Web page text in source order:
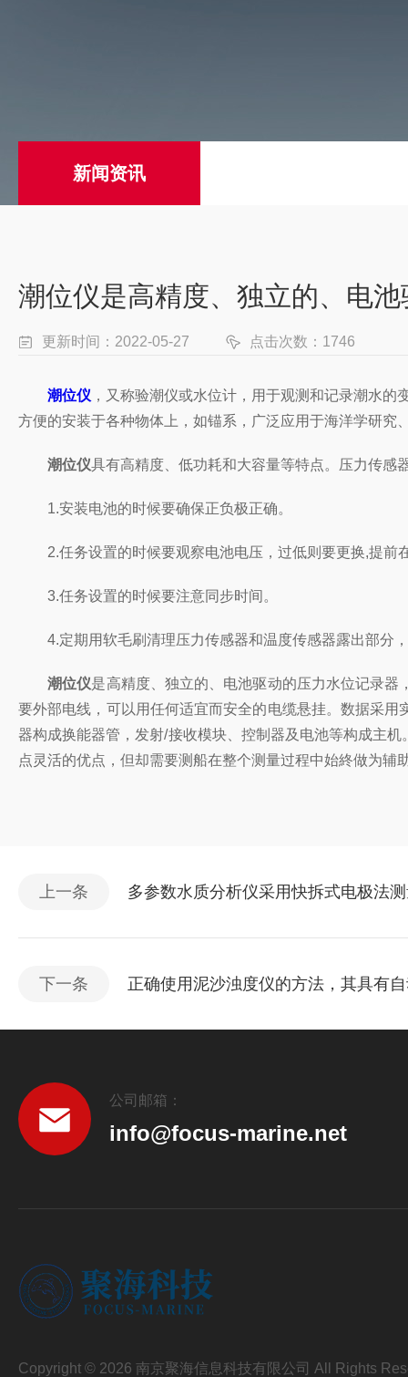
新闻资讯
潮位仪是高精度、独立的、电
更新时间：2022-05-27 点击次数：1746
潮位仪 ，又称验潮仪或水位计，用于观测和记录潮水
方便的安装于各种物体上，如锚系，广泛应用于海洋学研
潮位仪具有高精度、低功耗和大容量等特点。压力传感
1.安装电池的时候要确保正负极正确。
2.任务设置的时候要观察电池电压，过低则要更换,提前
3.任务设置的时候要注意同步时间。
4.定期用软毛刷清理压力传感器和温度传感器露出部分
潮位仪是高精度、独立的、电池驱动的压力水位记录
要外部电线，可以用任何适宜而安全的电缆悬挂。数据采
器构成换能器管，发射/接收模块、控制器及电池等构成主
点灵活的优点，但却需要测船在整个测量过程中始終做为
上一条 多参数水质分析仪采用快拆式电极法
下一条 正确使用泥沙浊度仪的方法，其具有
公司邮箱：
info@focus-marine.net
Copyright © 2026 南京聚海信息科技有限公司 All Rights